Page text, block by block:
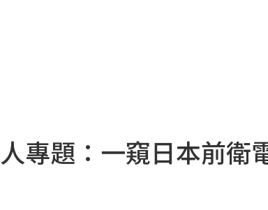
專題：一窺日本前衛